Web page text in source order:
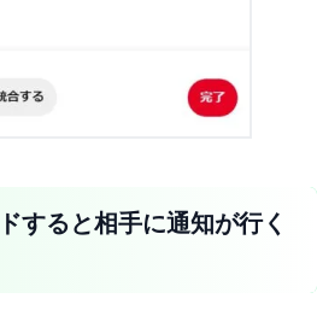
すると相手に通知が行く